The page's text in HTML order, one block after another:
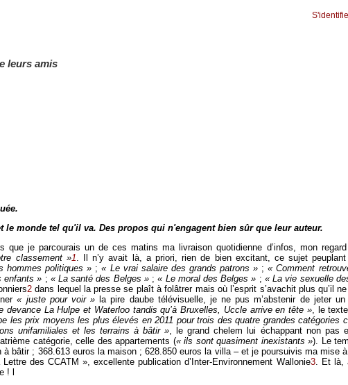
leurs amis
le monde tel qu'il va. Des propos qui n'engagent bien sûr que leur auteur.
que je parcourais un de ces matins ma livraison quotidienne d’infos, mon
classement »1 . Il n’y avait là, a priori, rien de bien excitant, ce sujet
hommes politiques » ;« Le vrai salaire des grands patrons » ;« Comment
enfants » ; « La santé des Belges »;« Le moral des Belges » ; « La vie sexuelle
2dans lequel la presse se plaît à folâtrer mais où l’esprit s’avachit plus qu’il ne
« juste pour voir » la pire daube télévisuelle, je ne pus m’abstenir de jeter
devance La Hulpe et Waterloo tandis qu’à Bruxelles, Uccle arrive en tête », le
les prix moyens les plus élevés en 2011 pour trois des quatre grandes catégories
unifamiliales et les terrains à bâtir » , le grand chelem lui échappant non pas
catégorie, celle des appartements (« ils sont quasiment inexistants »). Le
bâtir ; 368.613 euros la maison ; 628.850 euros la villa – et je poursuivis ma mise
des CCATM », excellente publication d’Inter-Environnement Wallonie3. Et là,
! l